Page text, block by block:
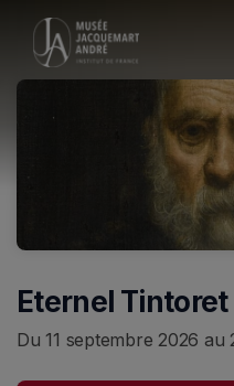
Skip header
Eternel Tintoret
Du 11 septembre 2026 au